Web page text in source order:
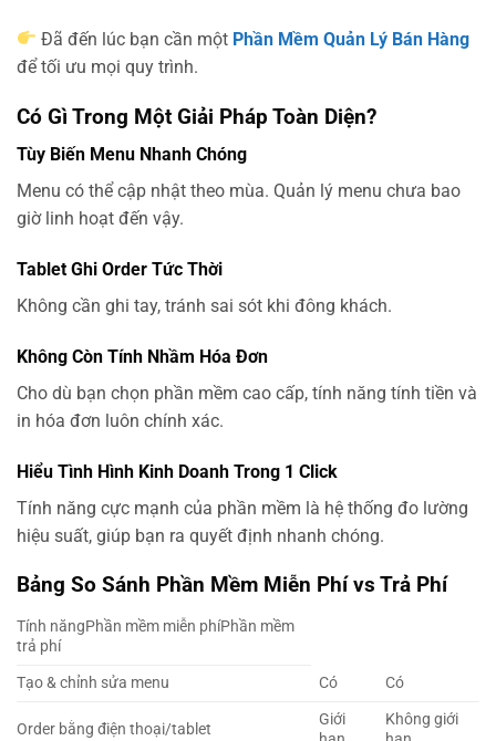
Đã đến lúc bạn cần một Phần Mềm Quản Lý Bán Hàng
để tối ưu mọi quy trình.
Có Gì Trong Một Giải Pháp Toàn Diện?
Tùy Biến Menu Nhanh Chóng
Menu có thể cập nhật theo mùa. Quản lý menu chưa bao
giờ linh hoạt đến vậy.
Tablet Ghi Order Tức Thời
Không cần ghi tay, tránh sai sót khi đông khách.
Không Còn Tính Nhầm Hóa Đơn
Cho dù bạn chọn phần mềm cao cấp, tính năng tính tiền và
in hóa đơn luôn chính xác.
Hiểu Tình Hình Kinh Doanh Trong 1 Click
Tính năng cực mạnh của phần mềm là hệ thống đo lường
hiệu suất, giúp bạn ra quyết định nhanh chóng.
Bảng So Sánh Phần Mềm Miễn Phí vs Trả Phí
Tính năngPhần mềm miễn phíPhần mềm
trả phí
Tạo & chỉnh sửa menu
Có Có
Order bằng điện thoại/tablet
Giới
Không giới